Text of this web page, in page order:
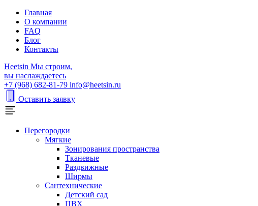
Главная
О компании
FAQ
Блог
Контакты
Heetsin Мы строим,
вы наслаждаетесь
+7 (968) 682-81-79 info@heetsin.ru
Оставить заявку
Перегородки
Мягкие
Зонирования пространства
Тканевые
Раздвижные
Ширмы
Сантехнические
Детский сад
ПВХ